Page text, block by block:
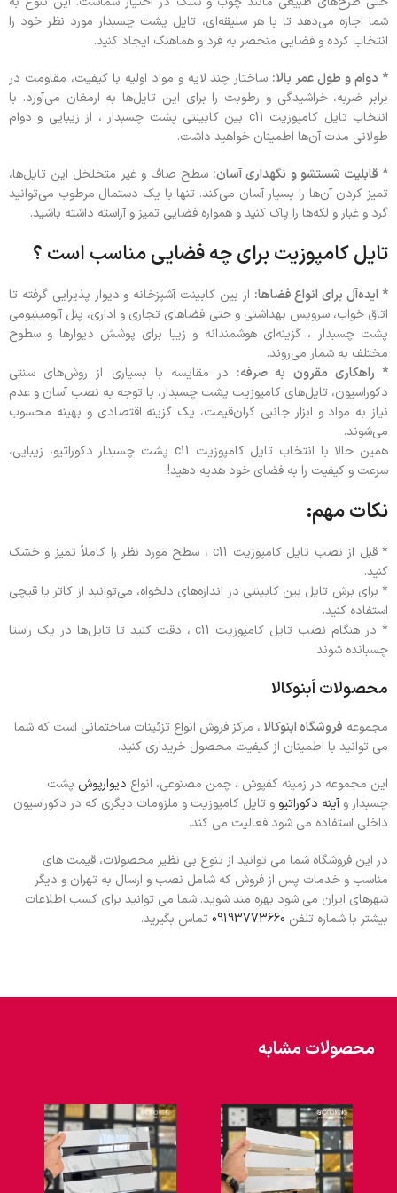
شما اجازه می‌دهد تا با هر سلیقه‌ای، تایل پشت چسبدار مورد نظر خود را
انتخاب کرده و فضایی منحصر به‌ فرد و هماهنگ ایجاد کنید.
* دوام و طول عمر بالا: ساختار چند لایه و مواد اولیه با کیفیت، مقاومت در
برابر ضربه، خراشیدگی و رطوبت را برای این تایل‌ها به ارمغان می‌آورد. با
انتخاب تایل کامپوزیت c11 بین کابینتی پشت چسبدار ، از زیبایی و دوام
طولانی مدت آن‌ها اطمینان خواهید داشت.
* قابلیت شستشو و نگهداری آسان: سطح صاف و غیر متخلخل این تایل‌ها،
تمیز کردن آن‌ها را بسیار آسان می‌کند. تنها با یک دستمال مرطوب می‌توانید
گرد و غبار و لکه‌ها را پاک کنید و همواره فضایی تمیز و آراسته داشته باشید.
تایل کامپوزیت برای چه فضایی مناسب است ؟
* ایده‌آل برای انواع فضاها: از بین کابینت آشپزخانه و دیوار پذیرایی گرفته تا
اتاق خواب، سرویس بهداشتی و حتی فضاهای تجاری و اداری، پنل آلومینیومی
پشت چسبدار ، گزینه‌ای هوشمندانه و زیبا برای پوشش دیوارها و سطوح
مختلف به شمار می‌روند.
* راهکاری مقرون به صرفه: در مقایسه با بسیاری از روش‌های سنتی
دکوراسیون، تایل‌های کامپوزیت پشت چسبدار، با توجه به نصب آسان و عدم
نیاز به مواد و ابزار جانبی گران‌قیمت، یک گزینه اقتصادی و بهینه محسوب
می‌شوند.
همین حالا با انتخاب تایل کامپوزیت c11 پشت چسبدار دکوراتیو، زیبایی،
سرعت و کیفیت را به فضای خود هدیه دهید!
نکات مهم:
* قبل از نصب تایل کامپوزیت c11 ، سطح مورد نظر را کاملاً تمیز و خشک
کنید.
* برای برش تایل‌ بین کابینتی در اندازه‌های دلخواه، می‌توانید از کاتر یا قیچی
استفاده کنید.
* در هنگام نصب تایل کامپوزیت c11 ، دقت کنید تا تایل‌ها در یک راستا
چسبانده شوند.
محصولات اَبنوکالا
مجموعه فروشگاه ابنوکالا ، مرکز فروش انواع تزئینات ساختمانی است که شما
می توانید با اطمینان از کیفیت محصول خریداری کنید.
این مجموعه در زمینه کفپوش ، چمن مصنوعی، انواع دیوارپوش پشت
چسبدار و آینه دکوراتیو و تایل کامپوزیت و ملزومات دیگری که در دکوراسیون
داخلی استفاده می شود فعالیت می کند.
در این فروشگاه شما می توانید از تنوع بی نظیر محصولات، قیمت های
مناسب و خدمات پس از فروش که شامل نصب و ارسال به تهران و دیگر
شهرهای ایران می شود بهره مند شوید. شما می توانید برای کسب اطلاعات
بیشتر با شماره تلفن 09193773660تماس بگیرید.
محصولات مشابه